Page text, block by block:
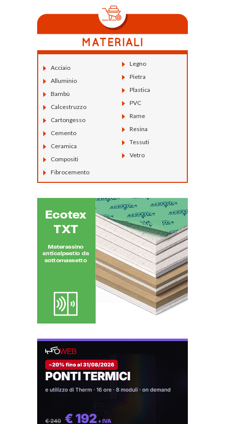
Acciaio
Alluminio
Bambù
Calcestruzzo
Cartongesso
Cemento
Ceramica
Compositi
Fibrocemento
Legno
Pietra
Plastica
PVC
Rame
Resina
Tessuti
Vetro